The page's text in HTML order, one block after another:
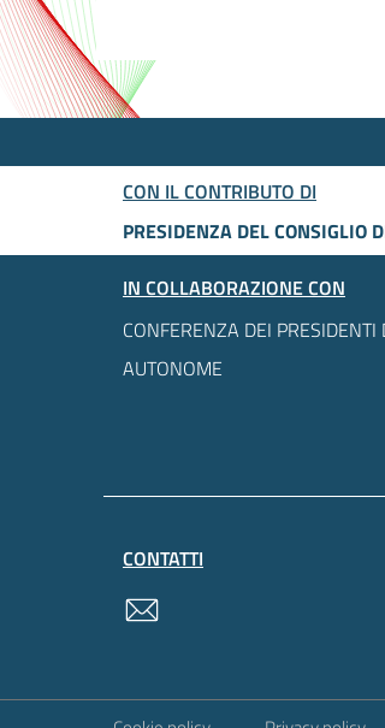
CON IL CONTRIBUTO DI
PRESIDENZA DEL CONSIGLIO
IN COLLABORAZIONE CON
CONFERENZA DEI
AUTONOME
CONTATTI